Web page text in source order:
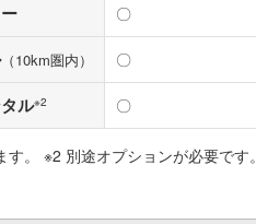
〇
（10km圏内） 〇
ル※2 〇
。 ※2 別途オプションが必要です。